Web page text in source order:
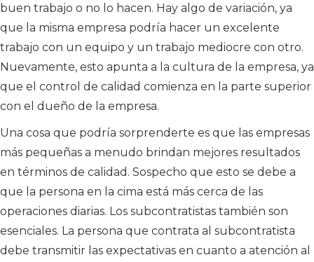
buen trabajo o no lo hacen. Hay algo de variación, ya
que la misma empresa podría hacer un excelente
trabajo con un equipo y un trabajo mediocre con otro.
Nuevamente, esto apunta a la cultura de la empresa, ya
que el control de calidad comienza en la parte superior
con el dueño de la empresa.
Una cosa que podría sorprenderte es que las empresas
más pequeñas a menudo brindan mejores resultados
en términos de calidad. Sospecho que esto se debe a
que la persona en la cima está más cerca de las
operaciones diarias. Los subcontratistas también son
esenciales. La persona que contrata al subcontratista
debe transmitir las expectativas en cuanto a atención al